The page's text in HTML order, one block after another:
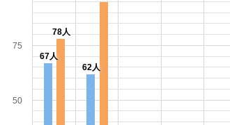
67人
62人
78人
50
75